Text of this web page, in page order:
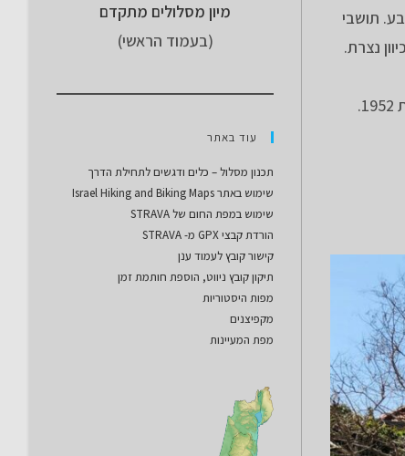
שבע. תושבי
נצרת.
מיון מסלולים מתקדם
(בעמוד הראשי)
עוד באתר
תכנון מסלול – כלים ודגשים לתחילת הדרך
שימוש באתר Israel Hiking and Biking Maps
שימוש במפת החום של STRAVA
הורדת קבצי GPX מ- STRAVA
קישור קובץ לעמוד ענן
תיקון קובץ ניווט, הוספת חותמת זמן
מפות היסטוריות
מקפיצנים
מפת המעיינות